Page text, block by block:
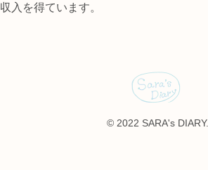
収入を得ています。
© 2022 SARA's DIARY.